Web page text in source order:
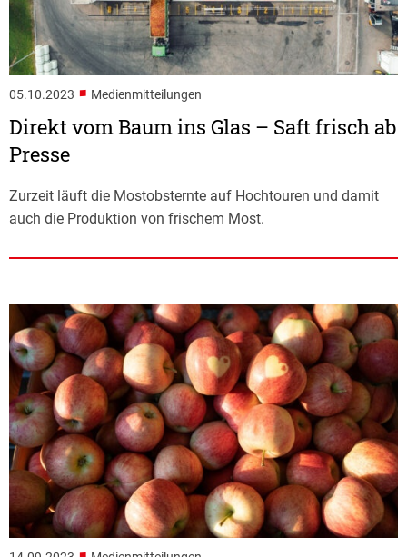
05.10.2023 ■ Medienmitteilungen
Direkt vom Baum ins Glas – Saft frisch ab
Presse
Zurzeit läuft die Mostobsternte auf Hochtouren und damit
auch die Produktion von frischem Most.